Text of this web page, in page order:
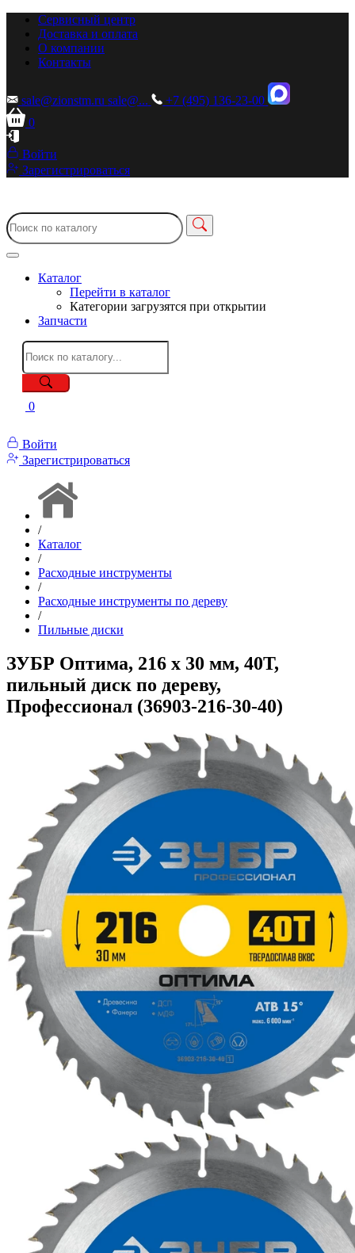
Сервисный центр
Доставка и оплата
О компании
Контакты
sale@zionstm.ru sale@...
+7 (495) 136-23-00
0
Войти
Зарегистрироваться
Каталог
Перейти в каталог
Категории загрузятся при открытии
Запчасти
0
Войти
Зарегистрироваться
/
Каталог
/
Расходные инструменты
/
Расходные инструменты по дереву
/
Пильные диски
ЗУБР Оптима, 216 x 30 мм, 40Т,
пильный диск по дереву,
Профессионал (36903-216-30-40)